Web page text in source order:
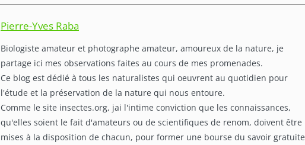
Pierre-Yves Raba
Biologiste amateur et photographe amateur, amoureux de la nature, je
partage ici mes observations faites au cours de mes promenades.
Ce blog est dédié à tous les naturalistes qui oeuvrent au quotidien pour
l'étude et la préservation de la nature qui nous entoure.
Comme le site insectes.org, jai l'intime conviction que les connaissances,
qu'elles soient le fait d'amateurs ou de scientifiques de renom, doivent être
mises à la disposition de chacun, pour former une bourse du savoir gratuite